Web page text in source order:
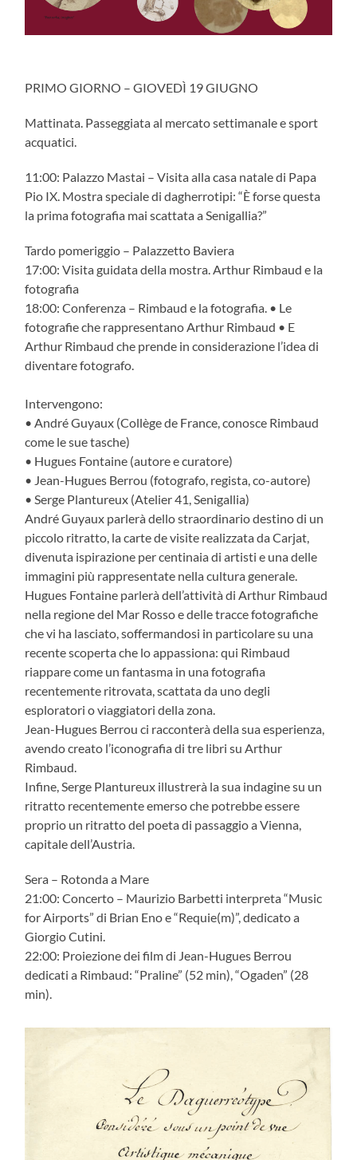
PRIMO GIORNO – GIOVEDÌ 19 GIUGNO
Mattinata. Passeggiata al mercato settimanale e sport
acquatici.
11:00: Palazzo Mastai – Visita alla casa natale di Papa
Pio IX. Mostra speciale di dagherrotipi: “È forse questa
la prima fotografia mai scattata a Senigallia?”
Tardo pomeriggio – Palazzetto Baviera
17:00: Visita guidata della mostra. Arthur Rimbaud e la
fotografia
18:00: Conferenza – Rimbaud e la fotografia. • Le
fotografie che rappresentano Arthur Rimbaud • E
Arthur Rimbaud che prende in considerazione l’idea di
diventare fotografo.
Intervengono:
• André Guyaux (Collège de France, conosce Rimbaud
come le sue tasche)
• Hugues Fontaine (autore e curatore)
• Jean-Hugues Berrou (fotografo, regista, co-autore)
• Serge Plantureux (Atelier 41, Senigallia)
André Guyaux parlerà dello straordinario destino di un
piccolo ritratto, la carte de visite realizzata da Carjat,
divenuta ispirazione per centinaia di artisti e una delle
immagini più rappresentate nella cultura generale.
Hugues Fontaine parlerà dell’attività di Arthur Rimbaud
nella regione del Mar Rosso e delle tracce fotografiche
che vi ha lasciato, soffermandosi in particolare su una
recente scoperta che lo appassiona: qui Rimbaud
riappare come un fantasma in una fotografia
recentemente ritrovata, scattata da uno degli
esploratori o viaggiatori della zona.
Jean-Hugues Berrou ci racconterà della sua esperienza,
avendo creato l’iconografia di tre libri su Arthur
Rimbaud.
Infine, Serge Plantureux illustrerà la sua indagine su un
ritratto recentemente emerso che potrebbe essere
proprio un ritratto del poeta di passaggio a Vienna,
capitale dell’Austria.
Sera – Rotonda a Mare
21:00: Concerto – Maurizio Barbetti interpreta “Music
for Airports” di Brian Eno e “Requie(m)”, dedicato a
Giorgio Cutini.
22:00: Proiezione dei film di Jean-Hugues Berrou
dedicati a Rimbaud: “Praline” (52 min), “Ogaden” (28
min).